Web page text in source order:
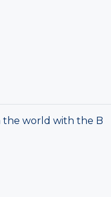
the world with the B